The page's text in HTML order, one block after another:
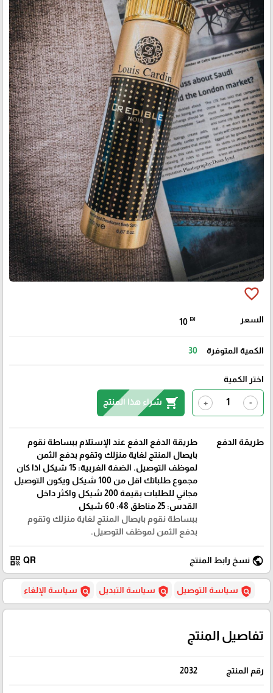
favorite_border
السعر 10 ₪
الكمية المتوفرة 30
اختر الكمية
-
+
shopping_cart شراء هذا المنتج
طريقة الدفع
طريقة الدفع الدفع عند الإستلام ببساطة نقوم
بايصال المنتج لغاية منزلك وتقوم بدفع الثمن
لموظف التوصيل. الضفة الغربية: 15 شيكل اذا كان
مجموع طلباتك اقل من 100 شيكل ويكون التوصيل
مجاني للطلبات بقيمة 200 شيكل واكثر داخل
القدس: 25 مناطق 48: 60 شيكل
ببساطة نقوم بايصال المنتج لغاية منزلك وتقوم
بدفع الثمن لموظف التوصيل.
public نسخ رابط المنتج QR
qr_code
policy سياسة التوصيل policy سياسة التبديل policy سياسة الإلغاء
تفاصيل المنتج
رقم المنتج 2032